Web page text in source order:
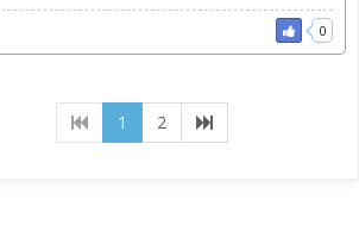
0
1 (current)
2